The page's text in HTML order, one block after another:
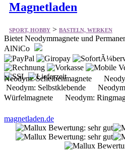
Magnetladen
SPORT, HOBBY > BASTELN, WERKEN
Bietet Neodymmagnete und
AlNiCo
Neodym: Scheibenmagnete
Neodym: Selbstklebende
Würfelmagnete Neodym:
magnetladen.de